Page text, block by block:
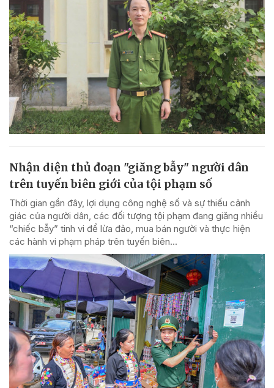
Nhận diện thủ đoạn "giăng bẫy" người dân
trên tuyến biên giới của tội phạm số
Thời gian gần đây, lợi dụng công nghệ số và sự thiếu cảnh
giác của người dân, các đối tượng tội phạm đang giăng nhiều
“chiếc bẫy” tinh vi để lừa đảo, mua bán người và thực hiện
các hành vi phạm pháp trên tuyến biên...